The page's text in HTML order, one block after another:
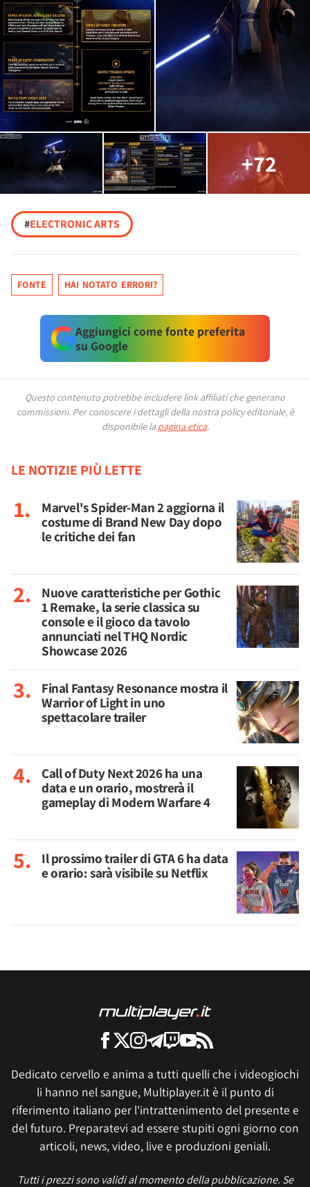
+72
#ELECTRONIC ARTS
FONTE HAI NOTATO ERRORI?
Aggiungici come fonte preferita
su Google
Questo contenuto potrebbe includere link affiliati che generano
commissioni. Per conoscere i dettagli della nostra policy editoriale, è
disponibile la pagina etica.
LE NOTIZIE PIÙ LETTE
Marvel's Spider-Man 2 aggiorna il
costume di Brand New Day dopo
le critiche dei fan
Nuove caratteristiche per Gothic
1 Remake, la serie classica su
console e il gioco da tavolo
annunciati nel THQ Nordic
Showcase 2026
Final Fantasy Resonance mostra il
Warrior of Light in uno
spettacolare trailer
Call of Duty Next 2026 ha una
data e un orario, mostrerà il
gameplay di Modern Warfare 4
Il prossimo trailer di GTA 6 ha data
e orario: sarà visibile su Netflix
Dedicato cervello e anima a tutti quelli che i videogiochi
li hanno nel sangue, Multiplayer.it è il punto di
riferimento italiano per l'intrattenimento del presente e
del futuro. Preparatevi ad essere stupiti ogni giorno con
articoli, news, video, live e produzioni geniali.
Tutti i prezzi sono validi al momento della pubblicazione. Se